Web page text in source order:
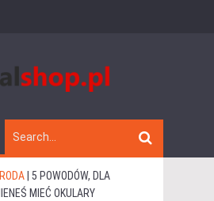
5 POWODÓW, DLA
MIEĆ OKULARY